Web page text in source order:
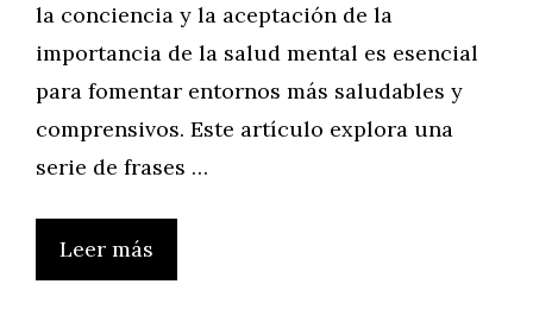
la conciencia y la aceptación de la
importancia de la salud mental es esencial
para fomentar entornos más saludables y
comprensivos. Este artículo explora una
serie de frases …
Leer más